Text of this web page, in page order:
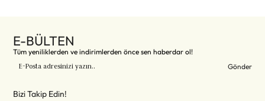
E-BÜLTEN
Tüm yeniliklerden ve indirimlerden önce sen haberdar ol!
Gönder
Bizi Takip Edin!